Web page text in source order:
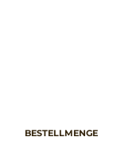
BESTELLMENGE